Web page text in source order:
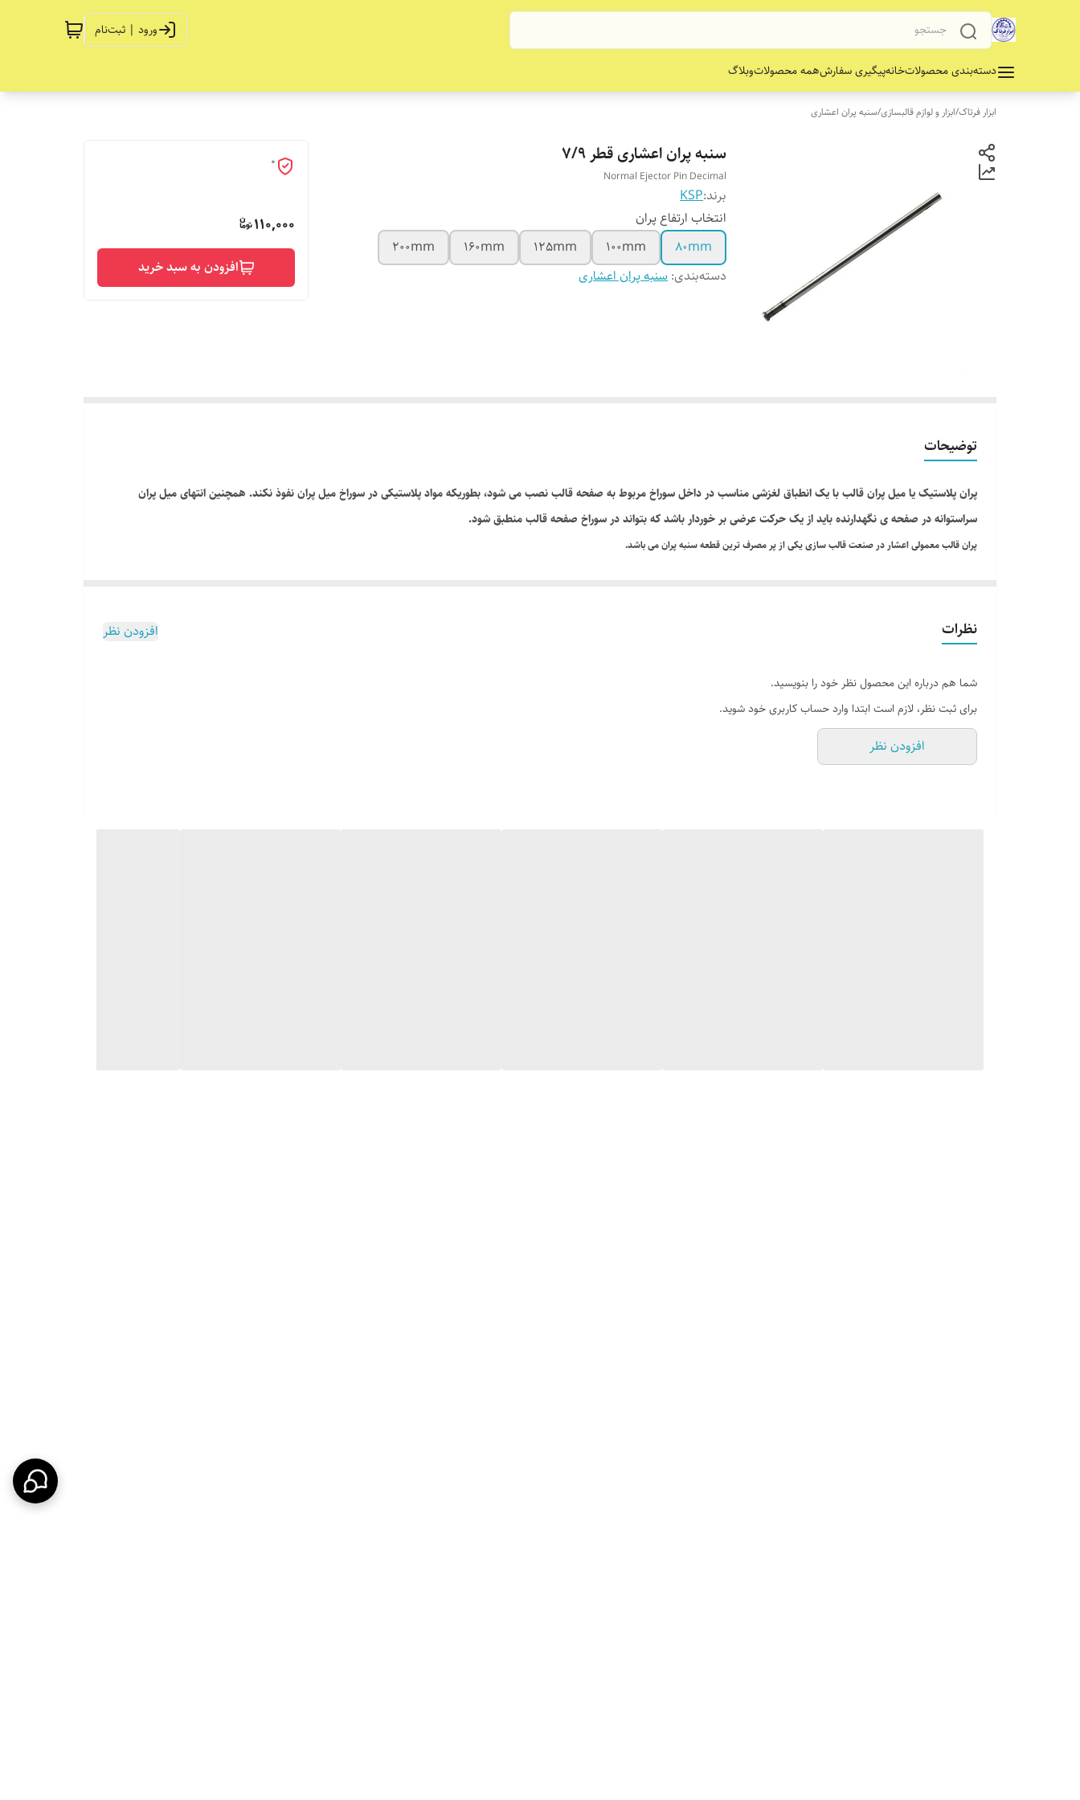
ورود | ثبت‌نام
دسته‌بندی محصولاتخانهپیگیری سفارشهمه محصولاتوبلاگ
ابزار فرتاک/ابزار و لوازم قالبسازی/سنبه پران اعشاری
سنبه پران اعشاری قطر 7/9
Normal Ejector Pin Decimal
برند:KSP
انتخاب ارتفاع پران
80mm
100mm
125mm
160mm
200mm
دسته‌بندی: سنبه پران اعشاری
0
110,000
افزودن به سبد خرید
توضیحات
پران پلاستیک یا میل پران قالب با یک انطباق لغزشی مناسب در داخل سوراخ مربوط به صفحه قالب نصب می شود، بطوریکه مواد پلاستیکی در سوراخ میل پران نفوذ نکند. همچنین انتهای میل پران
سراستوانه در صفحه ی نگهدارنده باید از یک حرکت عرضی بر خوردار باشد که بتواند در سوراخ صفحه قالب منطبق شود.
پران قالب معمولی اعشار در صنعت قالب سازی یکی از پر مصرف ترین قطعه سنبه پران می باشد.
پران قالب معمولی اعشار قسمت بالای سنبه را گل می گویند که با دو شکل مخروطی و سر استوانه معرفی می گردد. بسته به نوع طراح قالب ساز و در بعضی موارد بسته به نوع مواد پلاستیک گل های سنبه تغییر میکند که طبق استاندارد جهانی
نظرات افزودن نظر
شما هم درباره این محصول نظر خود را بنویسید.
برای ثبت نظر، لازم است ابتدا وارد حساب کاربری خود شوید.
افزودن نظر